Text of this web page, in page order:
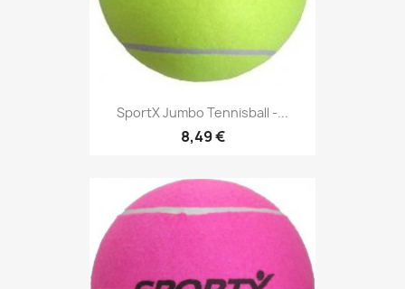
SportX Jumbo Tennisball -...
8,49 €